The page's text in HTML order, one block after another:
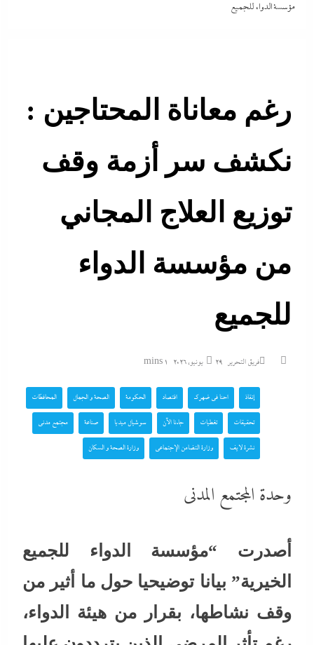
مؤسسة الدواء للجميع
رغم معاناة المحتاجين :
نكشف سر أزمة وقف
توزيع العلاج المجاني
من مؤسسة الدواء
للجميع
فريق التحرير 29 يونيو، 2026 1 mins
إنقاذ احنا في ضهرك اقتصاد الحكومة الصحة و الجمال المحافظات
تحقيقات تغطيات جاءنا الآن سوشيال ميديا صناعة مجتمع مدني
نشرة لايف وزارة التضامن الإجتماعي وزارة الصحة و السكان
وحدة المجتمع المدنى
أصدرت “مؤسسة الدواء للجميع
الخيرية” بيانا توضيحيا حول ما أثير من
وقف نشاطها، بقرار من هيئة الدواء،